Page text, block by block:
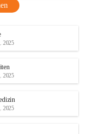
2025
2025
2025